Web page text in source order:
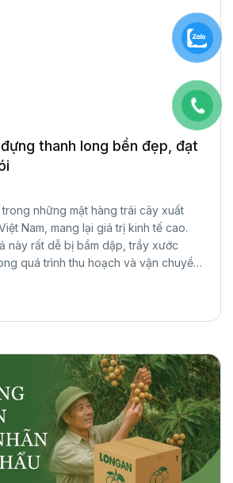
thanh long bền đẹp, đạt
những mặt hàng trái cây xuất
Nam, mang lại giá trị kinh tế cao.
này rất dễ bị bầm dập, trầy xước
quá trình thu hoạch và vận chuyển
bài toán bảo...